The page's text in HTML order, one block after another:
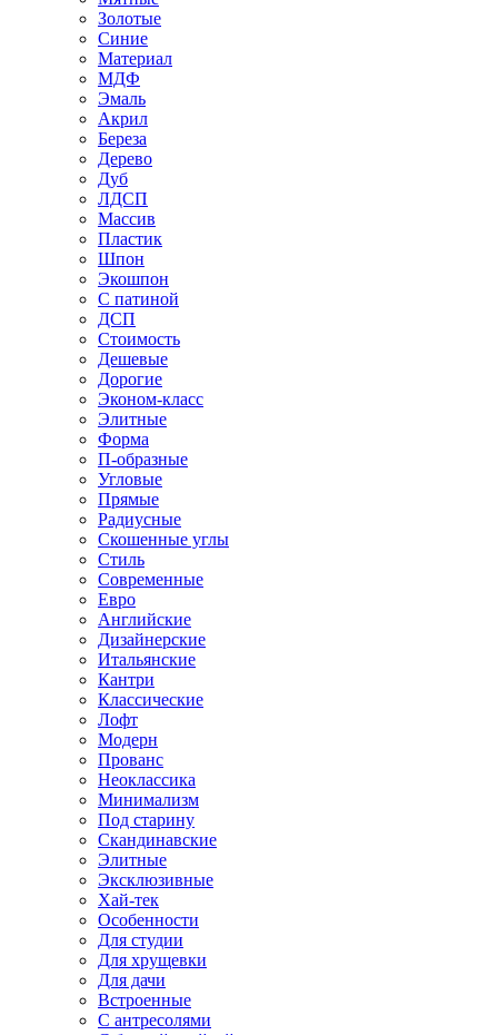
Золотые
Синие
Материал
МДФ
Эмаль
Акрил
Береза
Дерево
Дуб
ЛДСП
Массив
Пластик
Шпон
Экошпон
С патиной
ДСП
Стоимость
Дешевые
Дорогие
Эконом-класс
Элитные
Форма
П-образные
Угловые
Прямые
Радиусные
Скошенные углы
Стиль
Современные
Евро
Английские
Дизайнерские
Итальянские
Кантри
Классические
Лофт
Модерн
Прованс
Неоклассика
Минимализм
Под старину
Скандинавские
Элитные
Эксклюзивные
Хай-тек
Особенности
Для студии
Для хрущевки
Для дачи
Встроенные
С антресолями